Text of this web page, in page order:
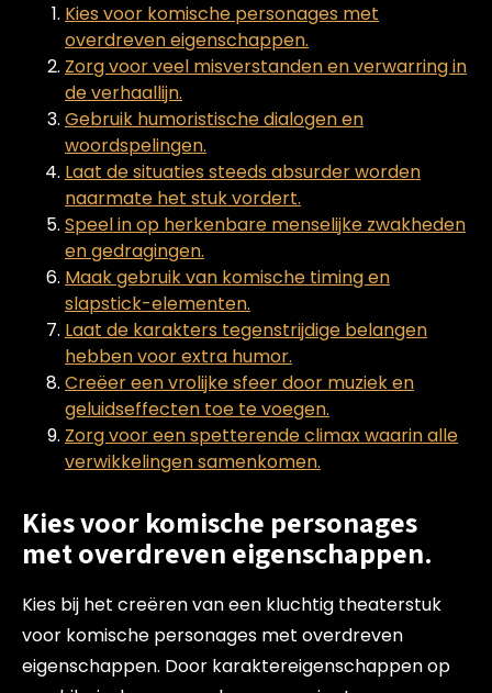
Kies voor komische personages met
overdreven eigenschappen.
Zorg voor veel misverstanden en verwarring in
de verhaallijn.
Gebruik humoristische dialogen en
woordspelingen.
Laat de situaties steeds absurder worden
naarmate het stuk vordert.
Speel in op herkenbare menselijke zwakheden
en gedragingen.
Maak gebruik van komische timing en
slapstick-elementen.
Laat de karakters tegenstrijdige belangen
hebben voor extra humor.
Creëer een vrolijke sfeer door muziek en
geluidseffecten toe te voegen.
Zorg voor een spetterende climax waarin alle
verwikkelingen samenkomen.
Kies voor komische personages
met overdreven eigenschappen.
Kies bij het creëren van een kluchtig theaterstuk
voor komische personages met overdreven
eigenschappen. Door karaktereigenschappen op